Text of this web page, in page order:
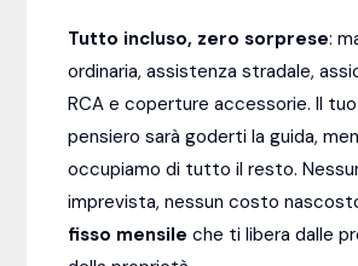
Tutto incluso, zero sorprese:
ordinaria, assistenza stradale,
RCA e coperture accessorie. Il
pensiero sarà goderti la guida,
occupiamo di tutto il resto.
imprevista, nessun costo
fisso mensile che ti libera dalle